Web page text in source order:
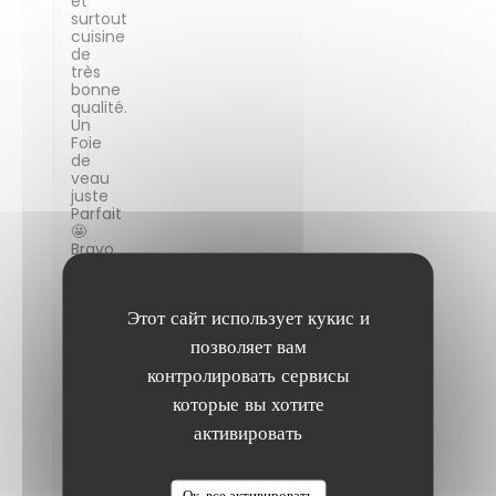
Этот сайт использует кукис и
позволяет вам
контролировать сервисы
которые вы хотите
активировать
surtout
cuisine
de
très
bonne
qualité.
Un
Foie
de
veau
juste
Parfait
🤩
Bravo